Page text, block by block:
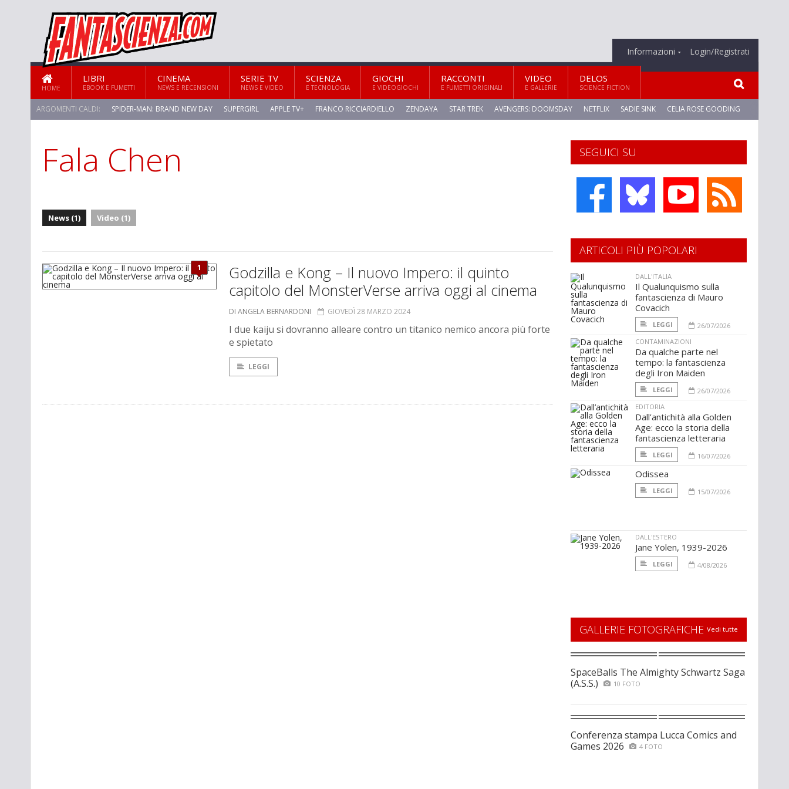
Informazioni Login/Registrati
HOME
LIBRI
EBOOK E FUMETTI
CINEMA
NEWS E RECENSIONI
SERIE TV
NEWS E VIDEO
SCIENZA
E TECNOLOGIA
GIOCHI
E VIDEOGIOCHI
RACCONTI
E FUMETTI ORIGINALI
VIDEO
E GALLERIE
DELOS
SCIENCE FICTION
ARGOMENTI CALDI: SPIDER-MAN: BRAND NEW DAY SUPERGIRL APPLE TV+ FRANCO RICCIARDIELLO ZENDAYA STAR TREK AVENGERS: DOOMSDAY NETFLIX SADIE SINK CELIA ROSE GOODING
Fala Chen
News (1) Video (1)
1
Godzilla e Kong – Il nuovo Impero: il quinto
capitolo del MonsterVerse arriva oggi al cinema
DI ANGELA BERNARDONI GIOVEDÌ 28 MARZO 2024
I due kaiju si dovranno alleare contro un titanico nemico ancora più forte
e spietato
LEGGI
SEGUICI SU
ARTICOLI PIÙ POPOLARI
DALL'ITALIA
Il Qualunquismo sulla
fantascienza di Mauro
Covacich
LEGGI
26/07/2026
CONTAMINAZIONI
Da qualche parte nel
tempo: la fantascienza
degli Iron Maiden
LEGGI
26/07/2026
EDITORIA
Dall’antichità alla Golden
Age: ecco la storia della
fantascienza letteraria
LEGGI 16/07/2026
Odissea
LEGGI 15/07/2026
DALL'ESTERO
Jane Yolen, 1939-2026
LEGGI 4/08/2026
GALLERIE FOTOGRAFICHE Vedi tutte
SpaceBalls The Almighty Schwartz Saga
(A.S.S.)
10 FOTO
Conferenza stampa Lucca Comics and
Games 2026
4 FOTO